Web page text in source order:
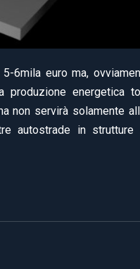
6mila euro ma,
energetica
non servirà solamente
autostrade in